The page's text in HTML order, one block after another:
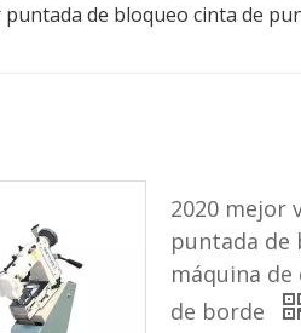
de bloqueo cinta de
2020 mejor
puntada de
máquina
de borde